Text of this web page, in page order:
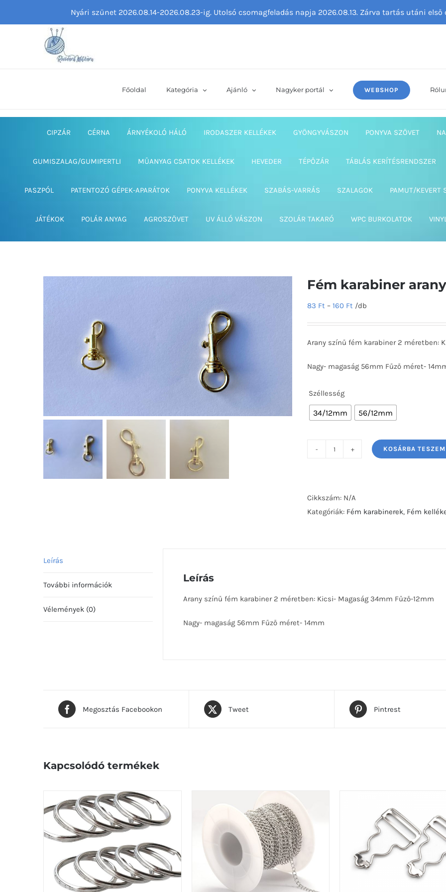
Főoldal Kategória Ajánló Nagyker portál WEBSHOP
CIPZÁR CÉRNA ÁRNYÉKOLÓ HÁLÓ IRODASZER KELLÉKEK GYÖNGYVÁSZON PONYVA SZÖVET
GUMISZALAG/GUMIPERTLI MŰANYAG CSATOK KELLÉKEK HEVEDER TÉPŐZÁR TÁBLÁS KERÍTÉSRENDSZER
PASZPÓL PATENTOZÓ GÉPEK-APARÁTOK PONYVA KELLÉKEK SZABÁS-VARRÁS SZALAGOK PAMUT/KEVERT
JÁTÉKOK POLÁR ANYAG AGROSZÖVET UV ÁLLÓ VÁSZON SZOLÁR TAKARÓ WPC BURKOLATOK
Fém karabiner
83 Ft – 160 Ft /db
Arany színű fém karabiner 2 méretben:
Nagy- magaság 56mm Fűző méret-
Széllesség
34/12mm 56/12mm
12-
14mm
KOSÁRBA TESZEM
Cikkszám: N/A
Kategóriák: Fém karabinerek, Fém
Leírás
További információk
Vélemények (0)
Leírás
Arany színű fém karabiner 2 méretben: Kicsi- Magaság 34mm Fűző-12mm
Nagy- magaság 56mm Fűző méret- 14mm
Megosztás Facebookon Tweet Pintrest
Kapcsolódó termékek
Nyári szünet 2026.08.14-2026.08.23-ig. Utolsó csomagfeladás napja 2026.08.13. Zárva tartás utáni